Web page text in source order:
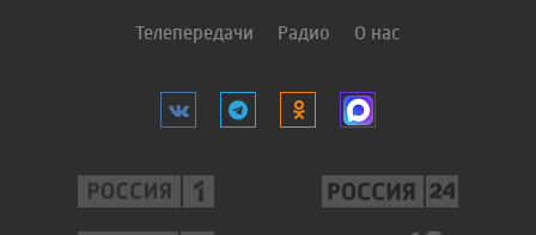
Телепередачи Радио О нас